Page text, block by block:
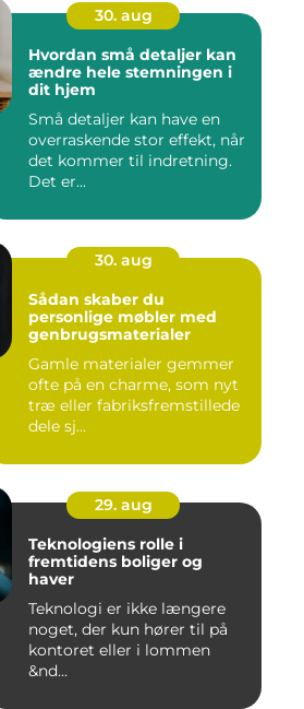
30. aug
Hvordan små detaljer kan
ændre hele stemningen i
dit hjem
Små detaljer kan have en
overraskende stor effekt, når
det kommer til indretning.
Det er...
30. aug
Sådan skaber du
personlige møbler med
genbrugsmaterialer
Gamle materialer gemmer
ofte på en charme, som nyt
træ eller fabriksfremstillede
dele sj...
29. aug
Teknologiens rolle i
fremtidens boliger og
haver
Teknologi er ikke længere
noget, der kun hører til på
kontoret eller i lommen
&nd...